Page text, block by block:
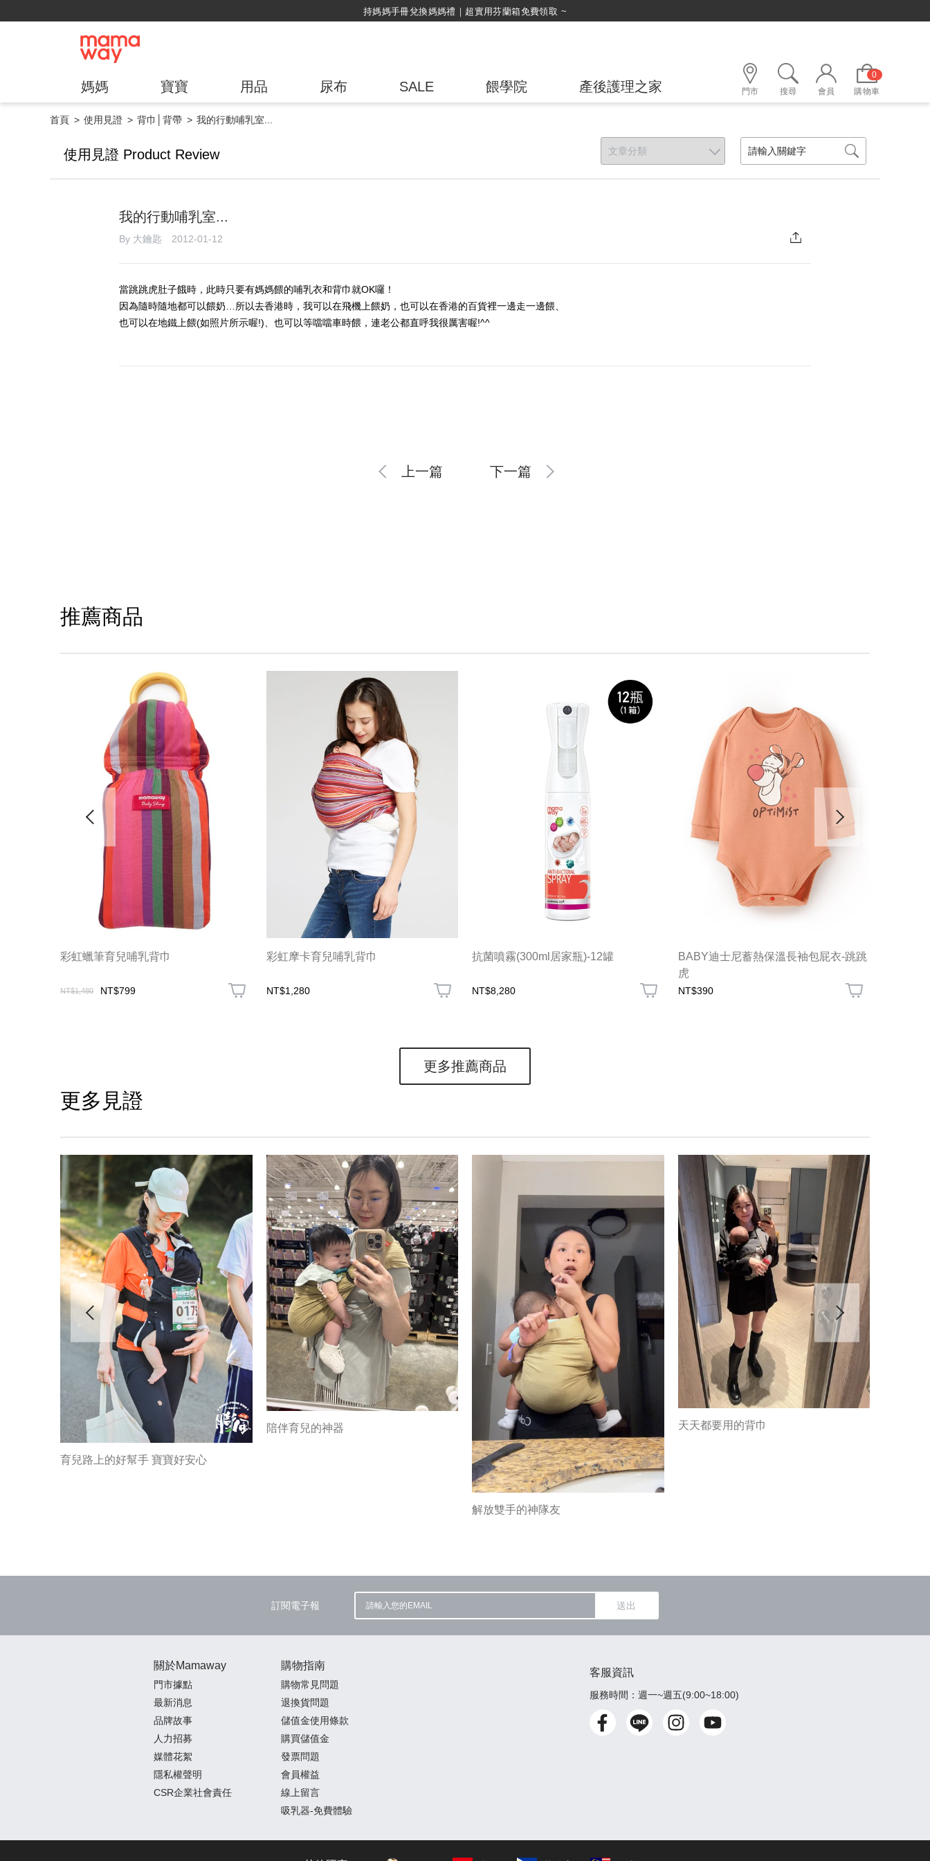
持媽媽手冊兌換媽媽禮｜超實用芬蘭箱免費領取 ~
媽媽 寶寶 用品 尿布 SALE 餵學院 產後護理之家 門市 搜尋 會員
0
購物車
首頁 使用見證 背巾│背帶 我的行動哺乳室...
使用見證 Product Review
我的行動哺乳室...
By 大鑰匙 2012-01-12
當跳跳虎肚子餓時，此時只要有媽媽餵的哺乳衣和背巾就OK囉！
因為隨時隨地都可以餵奶…所以去香港時，我可以在飛機上餵奶，也可以在香港的百貨裡一邊走一邊餵、
也可以在地鐵上餵(如照片所示喔!)、也可以等噹噹車時餵，連老公都直呼我很厲害喔!^^
上一篇 下一篇
推薦商品
彩虹蠟筆育兒哺乳背巾
NT$1,480 NT$799
彩虹摩卡育兒哺乳背巾
NT$1,280
抗菌噴霧(300ml居家瓶)-12罐
NT$8,280
BABY迪士尼蓄熱保溫長袖包屁衣-跳跳
虎
NT$390
更多推薦商品
更多見證
育兒路上的好幫手 寶寶好安心
陪伴育兒的神器
解放雙手的神隊友
天天都要用的背巾
訂閱電子報 送出
關於Mamaway
門市據點
最新消息
品牌故事
人力招募
媒體花絮
隱私權聲明
CSR企業社會責任
購物指南
購物常見問題
退換貨問題
儲值金使用條款
購買儲值金
發票問題
會員權益
線上留言
吸乳器-免費體驗
客服資訊
服務時間：週一~週五(9:00~18:00)